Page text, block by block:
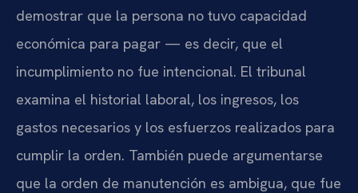
demostrar que la persona no tuvo capacidad
económica para pagar — es decir, que el
incumplimiento no fue intencional. El tribunal
examina el historial laboral, los ingresos, los
gastos necesarios y los esfuerzos realizados para
cumplir la orden. También puede argumentarse
que la orden de manutención es ambigua, que fue